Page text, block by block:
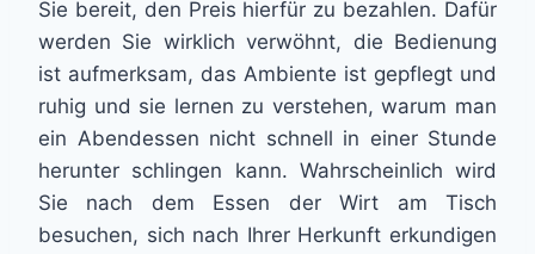
Sie bereit, den Preis hierfür zu bezahlen. Dafür
werden Sie wirklich verwöhnt, die Bedienung
ist aufmerksam, das Ambiente ist gepflegt und
ruhig und sie lernen zu verstehen, warum man
ein Abendessen nicht schnell in einer Stunde
herunter schlingen kann. Wahrscheinlich wird
Sie nach dem Essen der Wirt am Tisch
besuchen, sich nach Ihrer Herkunft erkundigen